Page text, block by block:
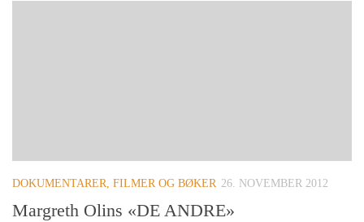
DOKUMENTARER, FILMER OG BØKER 26. NOVEMBER 2012
Margreth Olins «DE ANDRE»